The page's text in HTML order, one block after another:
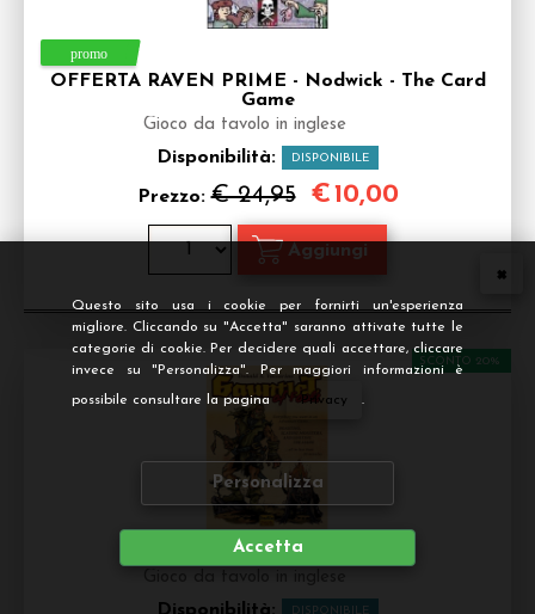
Questo sito usa i cookie per fornirti un'esperienza
migliore. Cliccando su "Accetta" saranno attivate tutte le
categorie di cookie. Per decidere quali accettare, cliccare
invece su "Personalizza". Per maggiori informazioni è
possibile consultare la pagina Privacy .
Personalizza
Accetta
OFFERTA RAVEN PRIME - Nodwick - The Card
Game
Gioco da tavolo in inglese
Disponibilità: DISPONIBILE
Prezzo:€ 24,95 €10,00
Gauntlet of Fools
DISPONIBILE
SCONTO 20%